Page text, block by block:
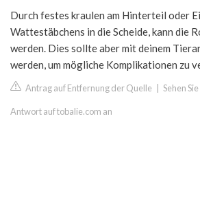
Durch festes kraulen am Hinterteil oder
Wattestäbchens in die Scheide, kann die
werden. Dies sollte aber mit deinem
werden, um mögliche Komplikationen zu
Antrag auf Entfernung der Quelle Sehen
Antwort auf tobalie.com an